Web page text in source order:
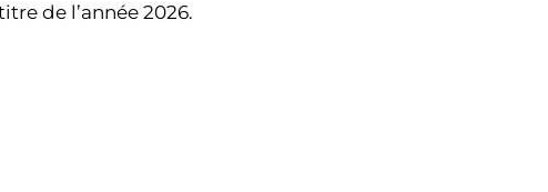
de l’année 2026.